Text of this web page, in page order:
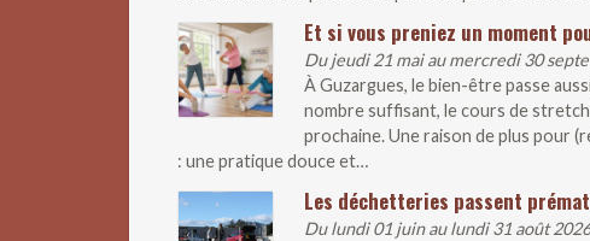
Et si vous preniez un moment
Du jeudi 21 mai au mercredi 30
À Guzargues, le bien-être passe
nombre suffisant, le cours de
prochaine. Une raison de plus pour
: une pratique douce et…
Les déchetteries passent
Du lundi 01 juin au lundi 31 août 2026